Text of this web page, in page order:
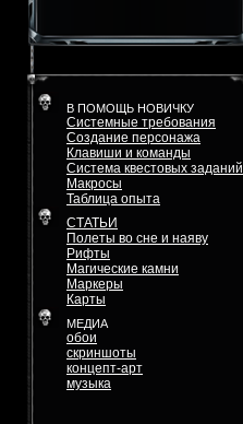
В ПОМОЩЬ НОВИЧКУ
Системные требования
Создание персонажа
Клавиши и команды
Система квестовых заданий
Макросы
Таблица опыта
СТАТЬИ
Полеты во сне и наяву
Рифты
Магические камни
Маркеры
Карты
МЕДИА
обои
скриншоты
концепт-арт
музыка